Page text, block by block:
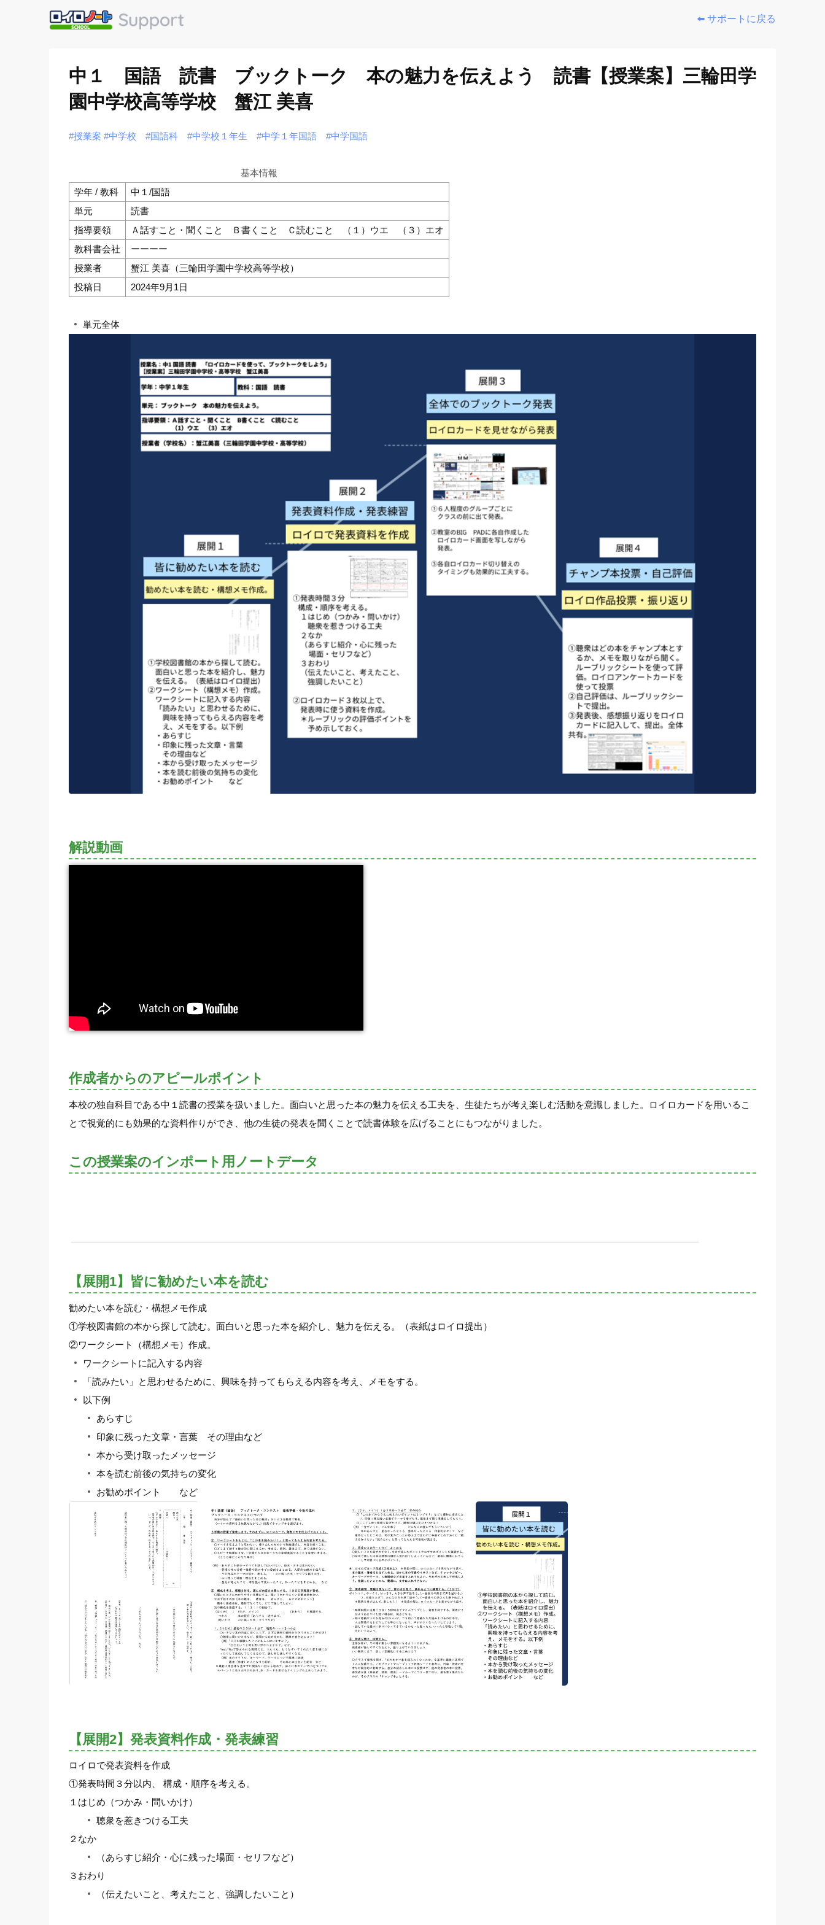
⬅️ サポートに戻る
中１ 国語 読書 ブックトーク 本の魅力を伝えよう 読書【授業案】三輪田学
園中学校高等学校 蟹江 美喜
#授業案 #中学校 #国語科 #中学校１年生 #中学１年国語 #中学国語
基本情報
学年 / 教科
中１/国語
単元
読書
指導要領
Ａ話すこと・聞くこと Ｂ書くこと Ｃ読むこと （１）ウエ （３）エオ
教科書会社
ーーーー
授業者
蟹江 美喜（三輪田学園中学校高等学校）
投稿日
2024年9月1日
単元全体
解説動画
作成者からのアピールポイント
本校の独自科目である中１読書の授業を扱いました。面白いと思った本の魅力を伝える工夫を、生徒たちが考え楽しむ活動を意識しました。ロイロカードを用いるこ
とで視覚的にも効果的な資料作りができ、他の生徒の発表を聞くことで読書体験を広げることにもつながりました。
この授業案のインポート用ノートデータ
【展開1】皆に勧めたい本を読む
勧めたい本を読む・構想メモ作成
①学校図書館の本から探して読む。面白いと思った本を紹介し、魅力を伝える。（表紙はロイロ提出）
②ワークシート（構想メモ）作成。
ワークシートに記入する内容
「読みたい」と思わせるために、興味を持ってもらえる内容を考え、メモをする。
以下例
あらすじ
印象に残った文章・言葉 その理由など
本から受け取ったメッセージ
本を読む前後の気持ちの変化
お勧めポイント など
【展開2】発表資料作成・発表練習
ロイロで発表資料を作成
①発表時間３分以内、 構成・順序を考える。
１はじめ（つかみ・問いかけ）
聴衆を惹きつける工夫
２なか
（あらすじ紹介・心に残った場面・セリフなど）
３おわり
（伝えたいこと、考えたこと、強調したいこと）